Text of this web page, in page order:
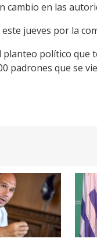
cambio en las
jueves por la
político que
padrones que se